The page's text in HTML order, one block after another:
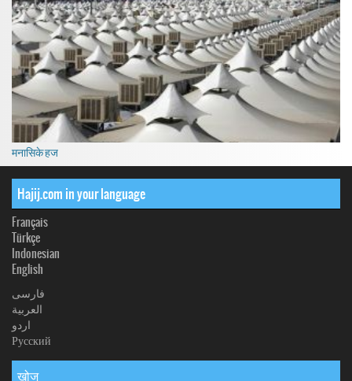
मनासिके हज
Hajij.com in your language
Français
Türkçe
Indonesian
English
فارسی
العربیة
اردو
Русский
खोज